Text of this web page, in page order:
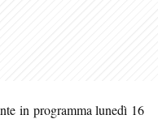
in programma lunedì 16